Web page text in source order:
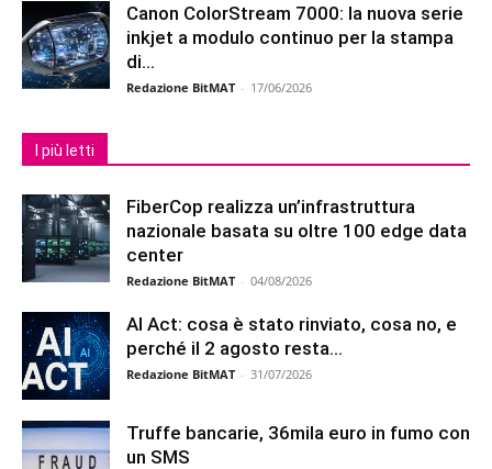
Canon ColorStream 7000: la nuova serie
inkjet a modulo continuo per la stampa
di...
Redazione BitMAT - 17/06/2026
I più letti
FiberCop realizza un’infrastruttura
nazionale basata su oltre 100 edge data
center
Redazione BitMAT - 04/08/2026
AI Act: cosa è stato rinviato, cosa no, e
perché il 2 agosto resta...
Redazione BitMAT - 31/07/2026
Truffe bancarie, 36mila euro in fumo con
un SMS